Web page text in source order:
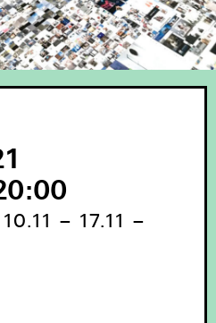
– 17.11 –